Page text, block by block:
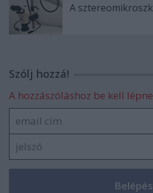
A
Szólj hozzá!
A hozzászóláshoz be kell